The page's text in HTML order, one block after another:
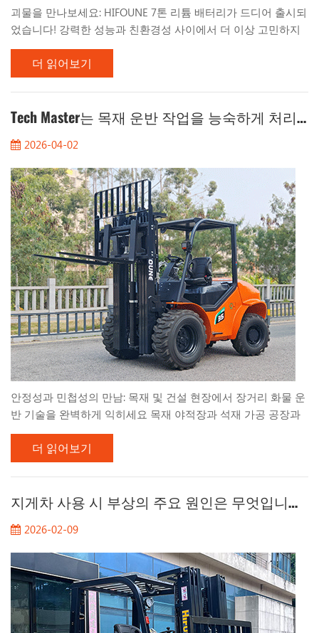
괴물을 만나보세요: HIFOUNE 7톤 리튬 배터리가 드디어 출시되
었습니다! 강력한 성능과 친환경성 사이에서 더 이상 고민하지
마세요. HIFOUNE FBL70 리튬 배터리 카운터밸런스 지게차는 배
출가스 제로와 최고의 정밀도로 가장 까다로운 산업 현장의 작
업도 거뜬히 처리할 수 있도록 설계되었습니다. 항만, 제철소 또
는 중공업 공장을 관리하든 관계없이 FBL70은 경쟁 제품보다 뛰
어난 성능을 발휘하도록 설계되었습니다. HIFOUNE FBL70이 혁
고용량 81.6kWh 리튬 배터리와 첨단 VCU(차량 제어 장치)를 탑
재하여 탁월한 안전성을 제공합니다. 극한 작업에 최적화된 냉
각 시스템: 당사의 차량 전체 액체 냉각 시스템은 고온 환경에서
도 지게차...
더 읽어보기
Tech Master는 목재 운반 작업을 능숙하게 처리할 수 있을까요?
2026-04-02
안정성과 민첩성의 만남: 목재 및 건설 현장에서 장거리 화물 운
반 기술을 완벽하게 익히세요 목재 야적장과 석재 가공 공장과
같은 험난한 작업 환경에서는 "긴 화물" 운반이 일상적인 난관
입니다. 길이가 매우 긴 목재 빔이나 무거운 석판을 취급하려면
단순히 강력한 힘만으로는 부족합니다. 고르지 않은 지형에서의
안정성과 좁은 적재 공간에서의 민첩성 사이에서 섬세한 균형이
요구됩니다. 전 세계 많은 기업들이 장비 현대화를 위해 효율적
적재 방식의 한계를 뛰어넘어, 넓은 포크 캐리지와 측면 이동 장
치와 같은 특수 솔루션을 도입하여 좁은 공간에서도 "다방향"
이동과 정밀한 측면 조작이 가능하도록 하는 것이 목표입니다.
건설 자재 물류의 주요 병목 현상은 통로...
더 읽어보기
지게차 사용 시 부상의 주요 원인은 무엇입니까?
2026-02-09